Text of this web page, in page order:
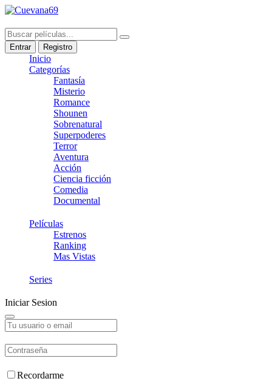
Entrar Registro
Inicio
Categorías
Fantasía
Misterio
Romance
Shounen
Sobrenatural
Superpoderes
Terror
Aventura
Acción
Ciencia ficción
Comedia
Documental
Películas
Estrenos
Ranking
Mas Vistas
Series
Iniciar Sesion
Recordarme